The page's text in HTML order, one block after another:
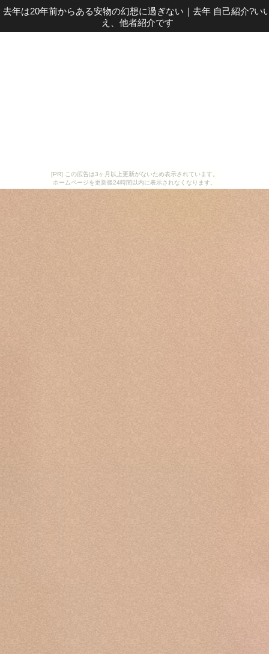
[PR] この広告は3ヶ月以上更新がないため表示されています。
ホームページを更新後24時間以内に表示されなくなります。
去年は20年前からある安物の幻想に過ぎない ｜ 去年 自己紹介?い
え、他者紹介です